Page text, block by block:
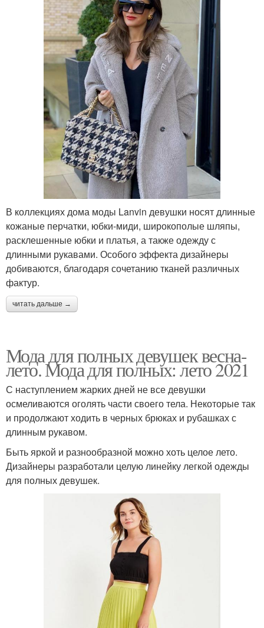
В коллекциях дома моды Lanvin девушки носят длинные
кожаные перчатки, юбки-миди, широкополые шляпы,
расклешенные юбки и платья, а также одежду с
длинными рукавами. Особого эффекта дизайнеры
добиваются, благодаря сочетанию тканей различных
фактур.
читать дальше →
Мода для полных девушек весна-
лето. Мода для полных: лето 2021
С наступлением жарких дней не все девушки
осмеливаются оголять части своего тела. Некоторые так
и продолжают ходить в черных брюках и рубашках с
длинным рукавом.
Быть яркой и разнообразной можно хоть целое лето.
Дизайнеры разработали целую линейку легкой одежды
для полных девушек.